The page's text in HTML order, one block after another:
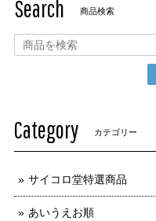
Search 商品検索
Category カテゴリー
サイコロ堂特選商品
あいうえお順